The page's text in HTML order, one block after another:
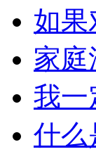
如果
家庭
我一
什么